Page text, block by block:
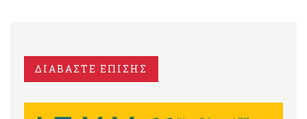
ΔΙΑΒΑΣΤΕ ΕΠΙΣΗΣ